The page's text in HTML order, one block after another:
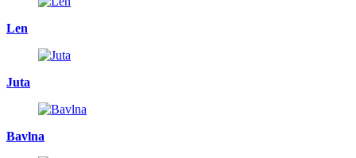
Len
Juta
Bavlna